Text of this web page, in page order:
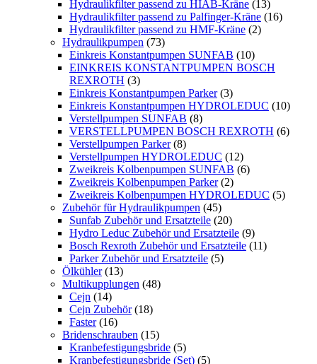
Hydraulikfilter passend zu HIAB-Kräne (13)
Hydraulikfilter passend zu Palfinger-Kräne (16)
Hydraulikfilter passend zu HMF-Kräne (2)
Hydraulikpumpen (73)
Einkreis Konstantpumpen SUNFAB (10)
EINKREIS KONSTANTPUMPEN BOSCH
REXROTH (3)
Einkreis Konstantpumpen Parker (3)
Einkreis Konstantpumpen HYDROLEDUC (10)
Verstellpumpen SUNFAB (8)
VERSTELLPUMPEN BOSCH REXROTH (6)
Verstellpumpen Parker (8)
Verstellpumpen HYDROLEDUC (12)
Zweikreis Kolbenpumpen SUNFAB (6)
Zweikreis Kolbenpumpen Parker (2)
Zweikreis Kolbenpumpen HYDROLEDUC (5)
Zubehör für Hydraulikpumpen (45)
Sunfab Zubehör und Ersatzteile (20)
Hydro Leduc Zubehör und Ersatzteile (9)
Bosch Rexroth Zubehör und Ersatzteile (11)
Parker Zubehör und Ersatzteile (5)
Ölkühler (13)
Multikupplungen (48)
Cejn (14)
Cejn Zubehör (18)
Faster (16)
Bridenschrauben (15)
Kranbefestigungsbride (5)
Kranbefestigungsbride (Set) (5)